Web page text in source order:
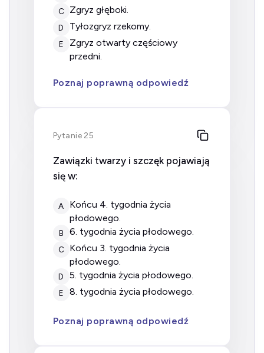
C zgryz głęboki.
D tyłozgryz rzekomy.
E
zgryz otwarty częściowy
przedni.
Poznaj poprawną odpowiedź
Pytanie 25
Zawiązki twarzy i szczęk pojawiają
się w:
A
końcu 4. tygodnia życia
płodowego.
B 6. tygodnia życia płodowego.
C
końcu 3. tygodnia życia
płodowego.
D 5. tygodnia życia płodowego.
E 8. tygodnia życia płodowego.
Poznaj poprawną odpowiedź